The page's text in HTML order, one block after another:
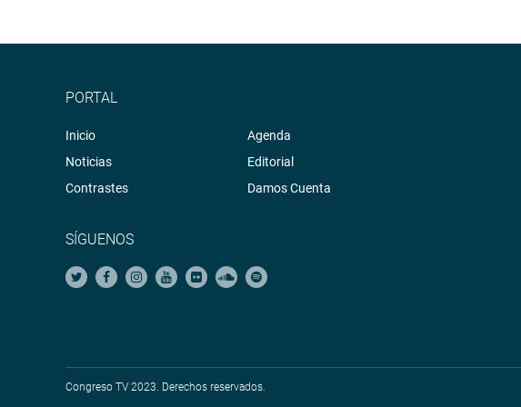
Sistema de Archivo Fotográfico (SAF):http://
PORTAL
Inicio
Noticias
Contrastes
Agenda
Editorial
Damos Cuenta
SÍGUENOS
Congreso TV 2023. Derechos reservados.